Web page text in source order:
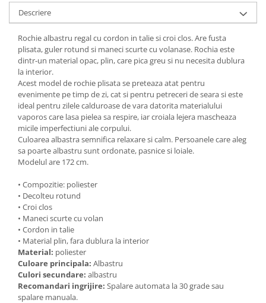
Descriere
Rochie albastru regal cu cordon in talie si croi clos. Are fusta
plisata, guler rotund si maneci scurte cu volanase. Rochia este
dintr-un material opac, plin, care pica greu si nu necesita dublura
la interior.
Acest model de rochie plisata se preteaza atat pentru
evenimente pe timp de zi, cat si pentru petreceri de seara si este
ideal pentru zilele calduroase de vara datorita materialului
vaporos care lasa pielea sa respire, iar croiala lejera mascheaza
micile imperfectiuni ale corpului.
Culoarea albastra semnifica relaxare si calm. Persoanele care aleg
sa poarte albastru sunt ordonate, pasnice si loiale.
Modelul are 172 cm.
• Compozitie: poliester
• Decolteu rotund
• Croi clos
• Maneci scurte cu volan
• Cordon in talie
• Material plin, fara dublura la interior
Material: poliester
Culoare principala: Albastru
Culori secundare: albastru
Recomandari ingrijire: Spalare automata la 30 grade sau
spalare manuala.